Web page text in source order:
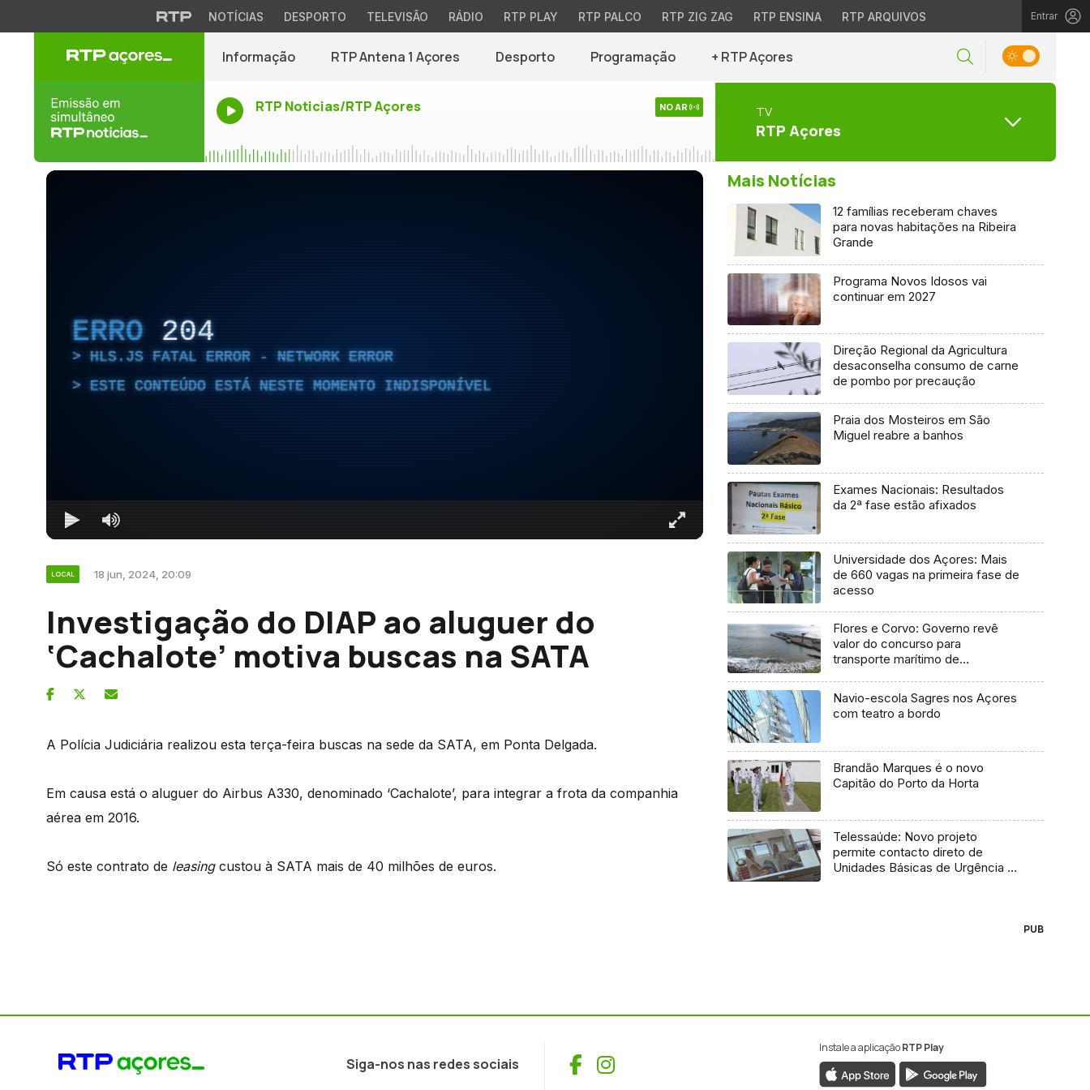
NOTÍCIAS DESPORTO TELEVISÃO RÁDIO RTP PLAY RTP PALCO RTP ZIG ZAG RTP ENSINA RTP ARQUIVOS Entrar
Informação RTP Antena 1 Açores Desporto Programação + RTP Açores
RTP Noticias/RTP Açores NO AR TV
RTP Açores
ERRO 204
HLS.JS FATAL ERROR - NETWORK ERROR
ESTE CONTEÚDO ESTÁ NESTE MOMENTO INDISPONÍVEL
LOCAL 18 jun, 2024, 20:09
Investigação do DIAP ao aluguer do
‘Cachalote’ motiva buscas na SATA
A Polícia Judiciária realizou esta terça-feira buscas na sede da SATA, em Ponta Delgada.
Em causa está o aluguer do Airbus A330, denominado ‘Cachalote’, para integrar a frota da companhia
aérea em 2016.
Só este contrato de leasingcustou à SATA mais de 40 milhões de euros.
Mais Notícias
12 famílias receberam chaves
para novas habitações na Ribeira
Grande
Programa Novos Idosos vai
continuar em 2027
Direção Regional da Agricultura
desaconselha consumo de carne
de pombo por precaução
Praia dos Mosteiros em São
Miguel reabre a banhos
Exames Nacionais: Resultados
da 2ª fase estão afixados
Universidade dos Açores: Mais
de 660 vagas na primeira fase de
acesso
Flores e Corvo: Governo revê
valor do concurso para
transporte marítimo de
Navio-escola Sagres nos Açores
com teatro a bordo
Brandão Marques é o novo
Capitão do Porto da Horta
Telessaúde: Novo projeto
permite contacto direto de
Unidades Básicas de Urgência e
PUB
Siga-nos nas redes sociais Facebook
Instagram
Instale a aplicaçãoRTP Play